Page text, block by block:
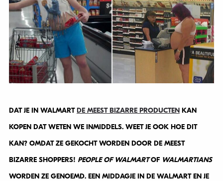
DAT JE IN WALMARTDE MEEST BIZARRE PRODUCTENKAN
KOPEN DAT WETEN WE INMIDDELS. WEET JE OOK HOE DIT
KAN? OMDAT ZE GEKOCHT WORDEN DOOR DE MEEST
BIZARRE SHOPPERS! PEOPLE OF WALMARTOF WALMARTIANS
WORDEN ZE GENOEMD. EEN MIDDAGJE IN DE WALMART EN JE